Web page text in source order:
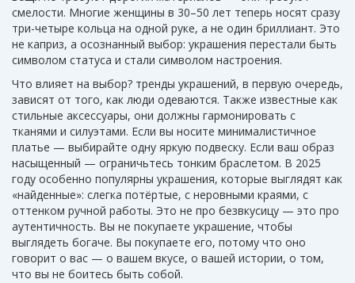
смелости. Многие женщины в 30–50 лет теперь носят сразу
три-четыре кольца на одной руке, а не один бриллиант. Это
не каприз, а осознанный выбор: украшения перестали быть
символом статуса и стали символом настроения.
Что влияет на выбор? тренды украшений, в первую очередь,
зависят от того, как люди одеваются. Также известные как
стильные аксессуары, они должны гармонировать с
тканями и силуэтами. Если вы носите минималистичное
платье — выбирайте одну яркую подвеску. Если ваш образ
насыщенный — ограничьтесь тонким браслетом. В 2025
году особенно популярны украшения, которые выглядят как
«найденные»: слегка потёртые, с неровными краями, с
оттенком ручной работы. Это не про безвкусицу — это про
аутентичность. Вы не покупаете украшение, чтобы
выглядеть богаче. Вы покупаете его, потому что оно
говорит о вас — о вашем вкусе, о вашей истории, о том,
что вы не боитесь быть собой.